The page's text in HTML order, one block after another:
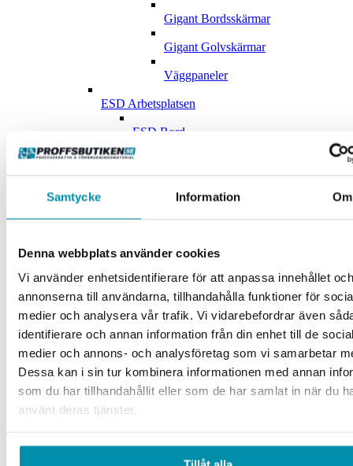
Samtycke Information Om
Denna webbplats använder cookies
Vi använder enhetsidentifierare för att anpassa innehållet och
annonserna till användarna, tillhandahålla funktioner för
medier och analysera vår trafik. Vi vidarebefordrar även
identifierare och annan information från din enhet till de
medier och annons- och analysföretag som vi samarbetar
Dessa kan i sin tur kombinera informationen med annan
som du har tillhandahållit eller som de har samlat in när du
använt deras tjänster.
Gigant Bordsskärmar
Gigant Golvskärmar
Väggpaneler
ESD Arbetsplatsen
ESD Bord
Esd-Tillbehör
Golvställ
Kontor och Lunchrumsmöbler
Anslagstavlor
Datortillbehör
Konferensrum
Kontorsrum
Lunchrum
Whiteboard